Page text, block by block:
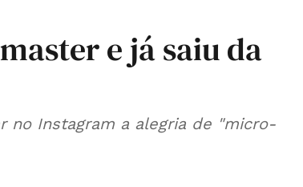
e já saiu da
no Instagram a alegria de "micro-